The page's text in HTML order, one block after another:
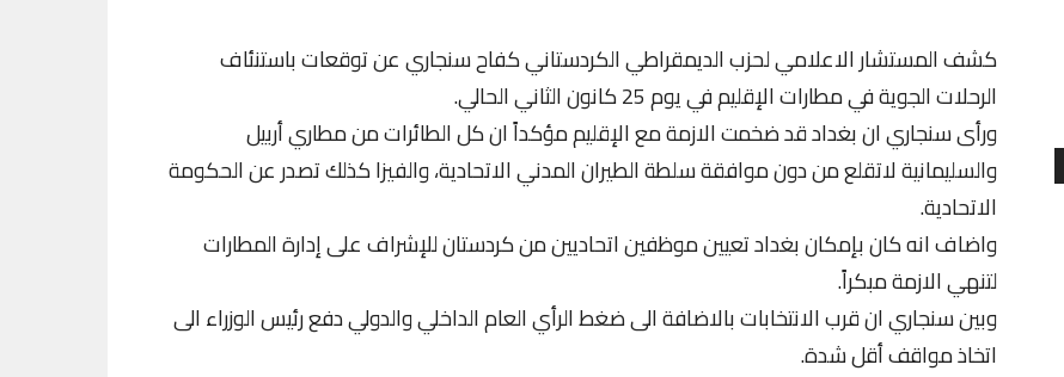
كشف المستشار الاعلامي لحزب الديمقراطي الكردستاني كفاح سنجاري عن توقعات باستنئاف
الرحلات الجوية في مطارات الإقليم في يوم 25 كانون الثاني الحالي.
ورأى سنجاري ان بغداد قد ضخمت الازمة مع الإقليم مؤكداً ان كل الطائرات من مطاري أربيل
والسليمانية لاتقلع من دون موافقة سلطة الطيران المدني الاتحادية، والفيزا كذلك تصدر عن الحكومة
الاتحادية.
واضاف انه كان بإمكان بغداد تعيين موظفين اتحاديين من كردستان للإشراف على إدارة المطارات
لتنهي الازمة مبكراً.
وبين سنجاري ان قرب الانتخابات بالاضافة الى ضغط الرأي العام الداخلي والدولي دفع رئيس الوزراء الى
اتخاذ مواقف أقل شدة.